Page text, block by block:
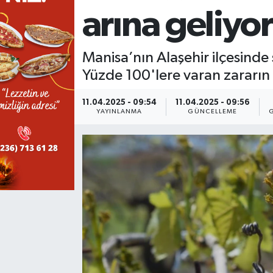
arına geliyor
Manisa’nın Alaşehir
Yüzde 100'lere varan
11.04.2025 - 09:54
YAYINLANMA
11.04.2025 - 09:56
GÜNCELLEME
KÜLTÜR SANAT
YAŞAM
LIFE
SARUHANLI
SELENDİ
DEMİRCİ
GÖLMARMARA
KÖPRÜBAŞI
KÖPRÜBAŞI
KULA
SALİHLİ
SARUHANLI
ŞEHZADELER
TURGUTLU
EKONOMİ
EĞİTİM
KÜLTÜR SANAT
YAŞAM
BİLİM VE TEKNOLOJİ
YAZARLAR
MANİSA'NIN YÖRESEL LEZZETLERİ